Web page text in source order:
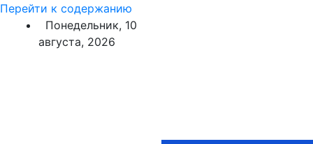
Перейти к содержанию
Понедельник, 10
августа, 2026